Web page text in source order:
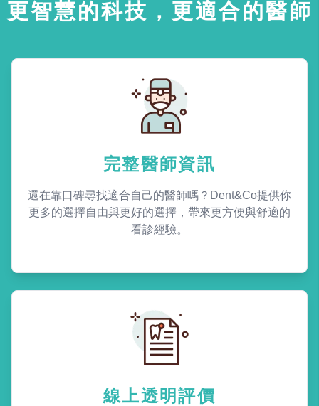
更智慧的科技，更適合的醫師
完整醫師資訊
還在靠口碑尋找適合自己的醫師嗎？Dent&Co提供你
更多的選擇自由與更好的選擇，帶來更方便與舒適的
看診經驗。
線上透明評價